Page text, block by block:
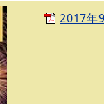
2017年